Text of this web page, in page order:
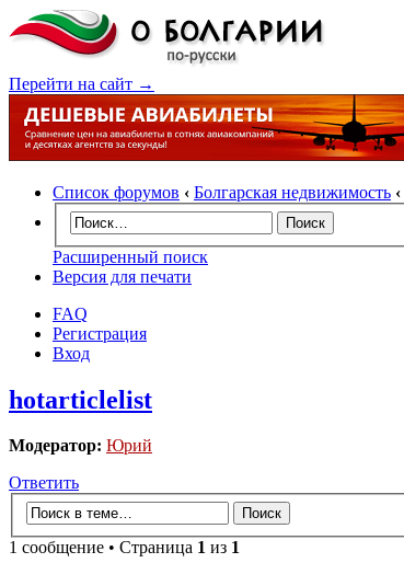
Перейти на сайт →
Список форумов ‹ Болгарская недвижимость ‹
Расширенный поиск
Версия для печати
FAQ
Регистрация
Вход
hotarticlelist
Модератор: Юрий
Ответить
1 сообщение • Страница 1 из 1